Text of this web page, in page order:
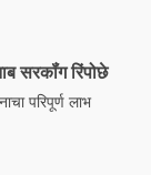
सरकॉंग रिंपोछे
परिपूर्ण लाभ